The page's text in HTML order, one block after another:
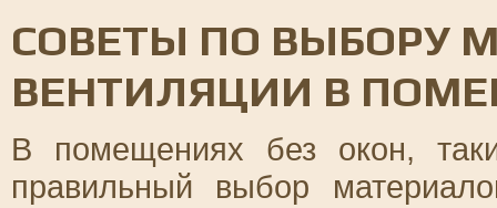
СОВЕТЫ ПО ВЫБОРУ
ВЕНТИЛЯЦИИ В
В помещениях без окон,
правильный выбор